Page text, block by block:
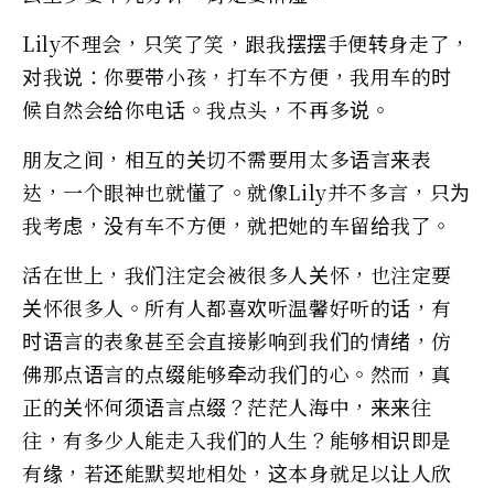
Lily不理会，只笑了笑，跟我摆摆手便转身走了，
对我说：你要带小孩，打车不方便，我用车的时
候自然会给你电话。我点头，不再多说。
朋友之间，相互的关切不需要用太多语言来表
达，一个眼神也就懂了。就像Lily并不多言，只为
我考虑，没有车不方便，就把她的车留给我了。
活在世上，我们注定会被很多人关怀，也注定要
关怀很多人。所有人都喜欢听温馨好听的话，有
时语言的表象甚至会直接影响到我们的情绪，仿
佛那点语言的点缀能够牵动我们的心。然而，真
正的关怀何须语言点缀？茫茫人海中，来来往
往，有多少人能走入我们的人生？能够相识即是
有缘，若还能默契地相处，这本身就足以让人欣